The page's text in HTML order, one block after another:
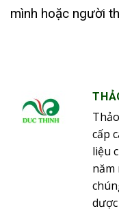
mình hoặc người
cấp
liệu
năm